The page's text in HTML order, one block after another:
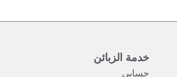
خدمة الزبائن
حسابي